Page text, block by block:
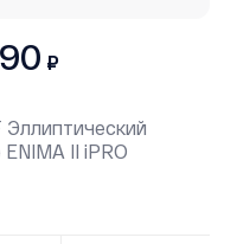
₽
Эллиптический
II iPRO